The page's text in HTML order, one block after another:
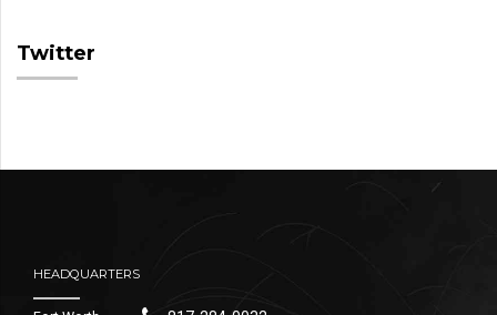
Twitter
HEADQUARTERS